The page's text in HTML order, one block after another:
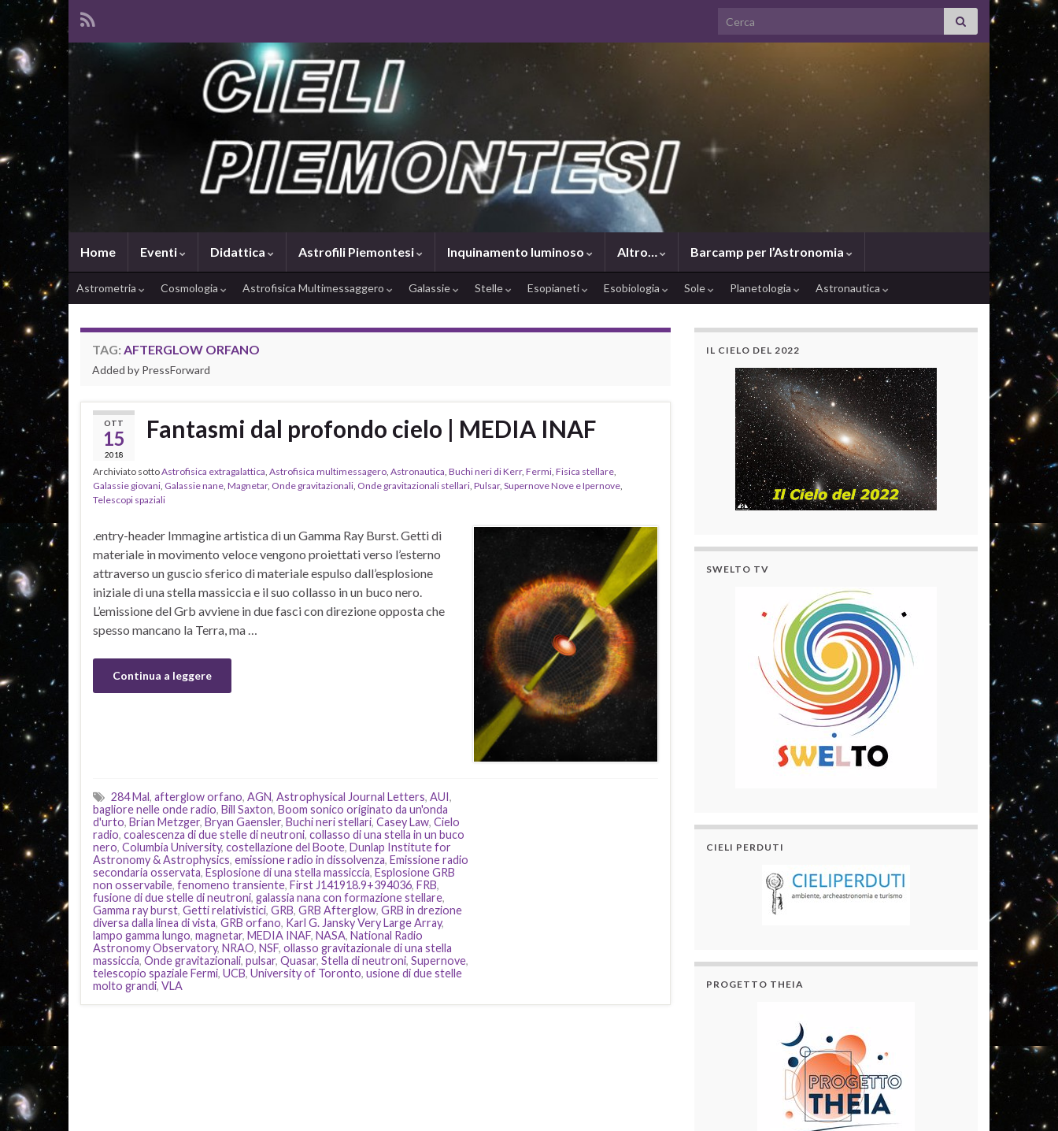
Search for:
Home Eventi Didattica Astrofili Piemontesi Inquinamento luminoso Altro… Barcamp per l’Astronomia
Astrometria Cosmologia Astrofisica Multimessaggero Galassie Stelle Esopianeti Esobiologia Sole Planetologia Astronautica
TAG: AFTERGLOW ORFANO
Added by PressForward
OTT
15
2018
Fantasmi dal profondo cielo | MEDIA INAF
Archiviato sottoAstrofisica extragalattica, Astrofisica multimessagero, Astronautica, Buchi neri di Kerr, Fermi, Fisica stellare,
Galassie giovani, Galassie nane, Magnetar, Onde gravitazionali, Onde gravitazionali stellari, Pulsar, Supernove Nove e Ipernove,
Telescopi spaziali
.entry-header Immagine artistica di un Gamma Ray Burst. Getti di
materiale in movimento veloce vengono proiettati verso l’esterno
attraverso un guscio sferico di materiale espulso dall’esplosione
iniziale di una stella massiccia e il suo collasso in un buco nero.
L’emissione del Grb avviene in due fasci con direzione opposta che
spesso mancano la Terra, ma …
Continua a leggere
284 Mal, afterglow orfano, AGN, Astrophysical Journal Letters, AUI,
bagliore nelle onde radio, Bill Saxton, Boom sonico originato da un'onda
d'urto, Brian Metzger, Bryan Gaensler, Buchi neri stellari, Casey Law, Cielo
radio, coalescenza di due stelle di neutroni, collasso di una stella in un buco
nero, Columbia University, costellazione del Boote, Dunlap Institute for
Astronomy & Astrophysics, emissione radio in dissolvenza, Emissione radio
secondaria osservata, Esplosione di una stella massiccia, Esplosione GRB
non osservabile, fenomeno transiente, First J141918.9+394036, FRB,
fusione di due stelle di neutroni, galassia nana con formazione stellare,
Gamma ray burst, Getti relativistici, GRB, GRB Afterglow, GRB in drezione
diversa dalla linea di vista, GRB orfano, Karl G. Jansky Very Large Array,
lampo gamma lungo, magnetar, MEDIA INAF, NASA, National Radio
Astronomy Observatory, NRAO, NSF, ollasso gravitazionale di una stella
massiccia, Onde gravitazionali, pulsar, Quasar, Stella di neutroni, Supernove,
telescopio spaziale Fermi, UCB, University of Toronto, usione di due stelle
molto grandi, VLA
IL CIELO DEL 2022
SWELTO TV
CIELI PERDUTI
PROGETTO THEIA